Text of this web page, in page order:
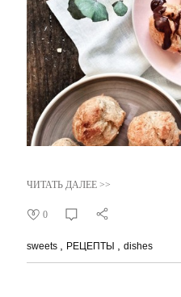
ЧИТАТЬ ДАЛЕЕ >>
0
sweets РЕЦЕПТЫ dishes